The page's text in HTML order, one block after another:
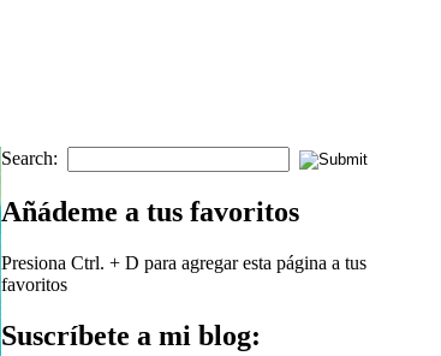
Search:
Añádeme a tus favoritos
Presiona Ctrl. + D para agregar esta página a tus
favoritos
Suscríbete a mi blog: